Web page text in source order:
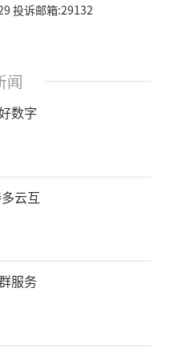
投诉邮箱:29132
闻
数字
云互
服务